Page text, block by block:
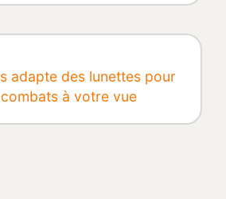
adapte des lunettes pour
à votre vue